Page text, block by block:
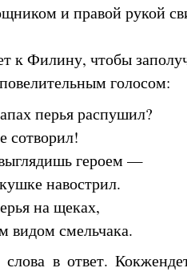
и правой рукой
к Филину, чтобы
голосом:
перья распушил?
сотворил!
героем —
навострил.
на щеках,
видом смельчака.
в ответ.